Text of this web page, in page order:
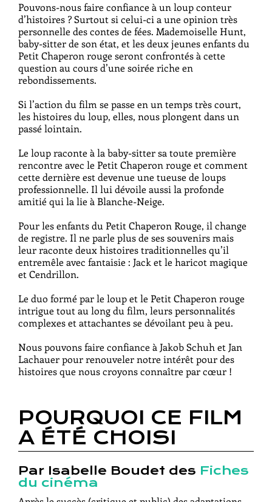
Pouvons-nous faire confiance à un loup conteur
d’histoires ? Surtout si celui-ci a une opinion très
personnelle des contes de fées. Mademoiselle Hunt,
baby-sitter de son état, et les deux jeunes enfants du
Petit Chaperon rouge seront confrontés à cette
question au cours d’une soirée riche en
rebondissements.
Si l’action du film se passe en un temps très court,
les histoires du loup, elles, nous plongent dans un
passé lointain.
Le loup raconte à la baby-sitter sa toute première
rencontre avec le Petit Chaperon rouge et comment
cette dernière est devenue une tueuse de loups
professionnelle. Il lui dévoile aussi la profonde
amitié qui la lie à Blanche-Neige.
Pour les enfants du Petit Chaperon Rouge, il change
de registre. Il ne parle plus de ses souvenirs mais
leur raconte deux histoires traditionnelles qu’il
entremêle avec fantaisie : Jack et le haricot magique
et Cendrillon.
Le duo formé par le loup et le Petit Chaperon rouge
intrigue tout au long du film, leurs personnalités
complexes et attachantes se dévoilant peu à peu.
Nous pouvons faire confiance à Jakob Schuh et Jan
Lachauer pour renouveler notre intérêt pour des
histoires que nous croyons connaître par cœur !
POURQUOI CE FILM
A ÉTÉ CHOISI
Par Isabelle Boudet des Fiches
du cinéma